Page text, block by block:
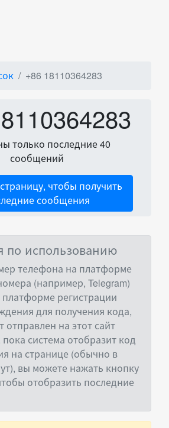
+86 18110364283
только последние 40
сообщений
чтобы получить
сообщения
по использованию
телефона на платформе
(например, Telegram)
регистрации
для получения кода,
отправлен на этот сайт
система отобразит код
на странице (обычно в
вы можете нажать кнопку
отобразить последние